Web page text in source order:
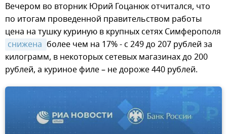
Вечером во вторник Юрий Гоцанюк отчитался, что
по итогам проведенной правительством работы
цена на тушку куриную в крупных сетях Симферополя
снижена более чем на 17% - с 249 до 207 рублей за
килограмм, в некоторых сетевых магазинах до 200
рублей, а куриное филе – не дороже 440 рублей.